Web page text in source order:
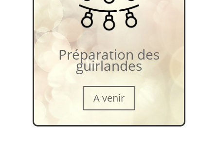
Préparation des
guirlandes
A venir